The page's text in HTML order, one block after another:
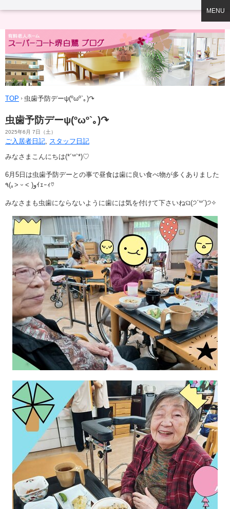
MENU
TOP 虫歯予防デーψ(ºωº`｡)↷
虫歯予防デーψ(ºωº`｡)↷
2025年6月 7日（土）
ご入居者日記
スタッフ日記
みなさまこんにちは(*´꒳`*)♡
6月5日は虫歯予防デーとの事で昼食は歯に良い食べ物が多くありました
٩(｡ ˃ ᵕ ˂ )وｲｪｰｨ♡
みなさまも虫歯にならないように歯には気を付けて下さいねଘ(੭ˊ꒳​ˋ)੭✧